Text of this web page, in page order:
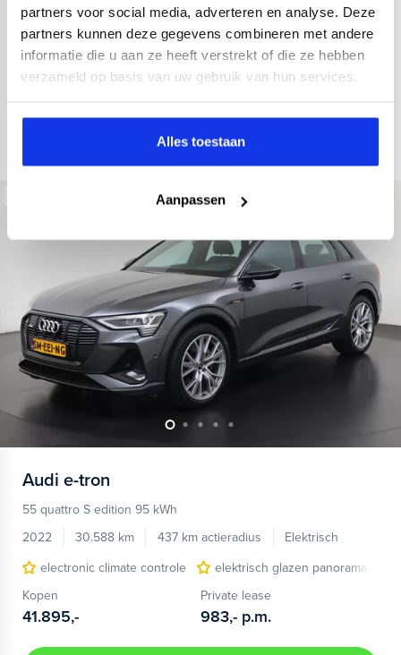
partners voor social media, adverteren en analyse. Deze
partners kunnen deze gegevens combineren met andere
informatie die u aan ze heeft verstrekt of die ze hebben
verzameld op basis van uw gebruik van hun services.
Alles toestaan
Aanpassen
Hybride benzine
Automaat
achteruitrijcamera
Apple Carplay/Android Auto
Kopen
Op aanvraag
Audi e-tron
55 quattro S edition 95 kWh
2022
30.588 km 437 km actieradius
Elektrisch
electronic climate controle
elektrisch glazen panorama-dak
Kopen
41.895,-
Private lease
983,- p.m.